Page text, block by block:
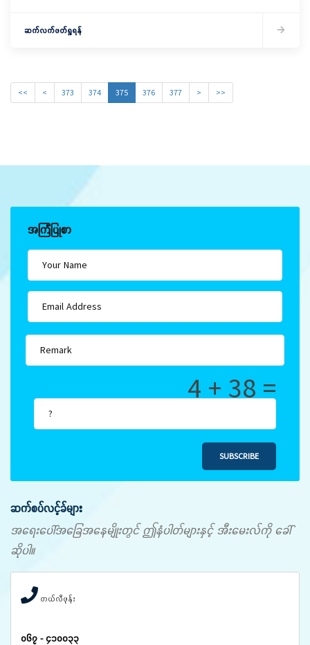
ဆက်လက်ဖတ်ရှုရန်
<< < 373 374 375 376 377 > >>
အကြံပြုစာ
4 + 38 =
SUBSCRIBE
ဆက်စပ်လင့်ခ်များ
အရေးပေါ်အခြေအနေမျိုးတွင် ဤနံပါတ်များနှင့် အီးမေးလ်ကို ခေါ်
ဆိုပါ။
တယ်လီဖုန်း
၀၆၇ - ၄၁၀၀၃၃